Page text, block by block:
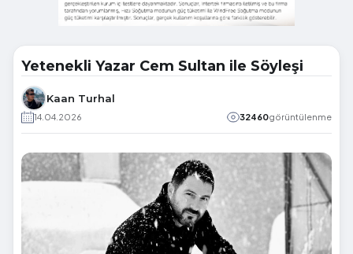
Yetenekli Yazar Cem Sultan ile Söyleşi
Kaan Turhal
14.04.2026 32460görüntülenme